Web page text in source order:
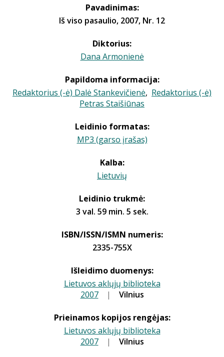
Pavadinimas:
Iš viso pasaulio, 2007, Nr. 12
Diktorius:
Dana Armonienė
Papildoma informacija:
Redaktorius (-ė) Dalė Stankevičienė, Redaktorius (-ė)
Petras Staišiūnas
Leidinio formatas:
MP3 (garso įrašas)
Kalba:
Lietuvių
Leidinio trukmė:
3 val. 59 min. 5 sek.
ISBN/ISSN/ISMN numeris:
2335-755X
Išleidimo duomenys:
Lietuvos aklųjų biblioteka
2007 | Vilnius
Prieinamos kopijos rengėjas:
Lietuvos aklųjų biblioteka
2007 | Vilnius